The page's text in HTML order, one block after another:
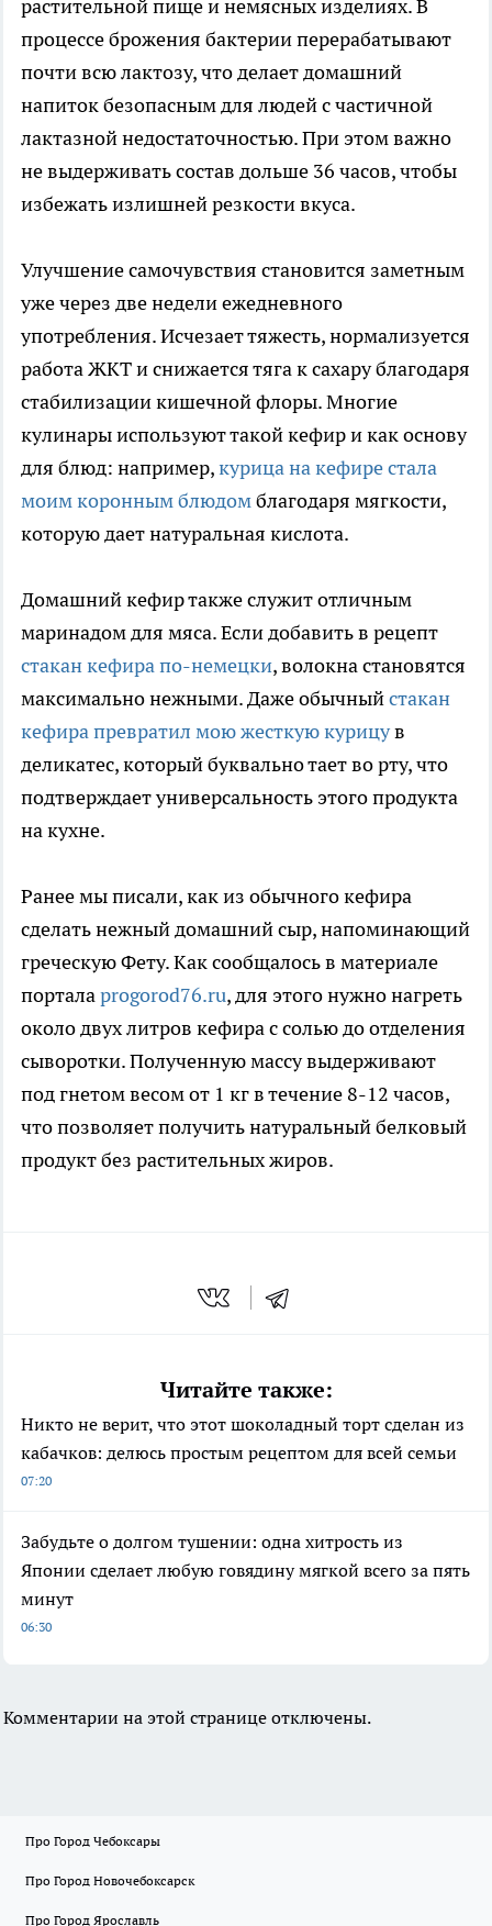
растительной пище и немясных изделиях. В
процессе брожения бактерии перерабатывают
почти всю лактозу, что делает домашний
напиток безопасным для людей с частичной
лактазной недостаточностью. При этом важно
не выдерживать состав дольше 36 часов, чтобы
избежать излишней резкости вкуса.
Улучшение самочувствия становится заметным
уже через две недели ежедневного
употребления. Исчезает тяжесть, нормализуется
работа ЖКТ и снижается тяга к сахару благодаря
стабилизации кишечной флоры. Многие
кулинары используют такой кефир и как основу
для блюд: например,курица на кефире стала
моим коронным блюдомблагодаря мягкости,
которую дает натуральная кислота.
Домашний кефир также служит отличным
маринадом для мяса. Если добавить в рецепт
стакан кефира по-немецки, волокна становятся
максимально нежными. Даже обычныйстакан
кефира превратил мою жесткую курицув
деликатес, который буквально тает во рту, что
подтверждает универсальность этого продукта
на кухне.
Ранее мы писали, как из обычного кефира
сделать нежный домашний сыр, напоминающий
греческую Фету. Как сообщалось в материале
порталаprogorod76.ru, для этого нужно нагреть
около двух литров кефира с солью до отделения
сыворотки. Полученную массу выдерживают
под гнетом весом от 1 кг в течение 8-12 часов,
что позволяет получить натуральный белковый
продукт без растительных жиров.
Читайте также:
Никто не верит, что этот шоколадный торт сделан из
кабачков: делюсь простым рецептом для всей семьи
07:20
Забудьте о долгом тушении: одна хитрость из
Японии сделает любую говядину мягкой всего за пять
минут
06:30
Комментарии на этой странице отключены.
Про Город Чебоксары
Про Город Новочебоксарск
Про Город Ярославль